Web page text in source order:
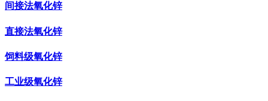
间接法氧化锌
直接法氧化锌
饲料级氧化锌
工业级氧化锌